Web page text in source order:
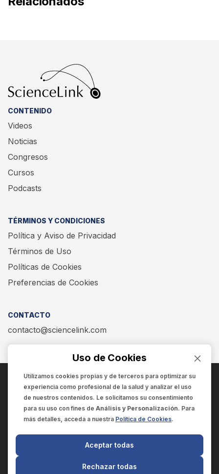
alternativo de cuatro fármacos denominado
CONTENIDO
Videos
Noticias
Congresos
Cursos
Podcasts
TÉRMINOS Y CONDICIONES
Política y Aviso de Privacidad
Términos de Uso
Políticas de Cookies
Preferencias de Cookies
CONTACTO
contacto@sciencelink.com
ENCUÉNTRANOS EN:
SCIENCELINK
SCILINK COMUNICACIÓN CIENTÍFICA SC
Uso de Cookies
Utilizamos cookies propias y de terceros para optimizar su
experiencia como profesional de la salud y analizar el uso
de nuestros contenidos. Le solicitamos su consentimiento
para su uso con fines de Análisis y Personalización. Para
más detalles, acceda a nuestra Política de Cookies.
Rechazar todas
Aceptar todas